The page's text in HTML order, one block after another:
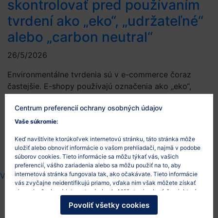
skontrolovať pred používaním
tvrdení ako „eko“, „udržateľné“
alebo „carbon neutral“
26/5/2026
Environmentálne tvrdenia sú v e-commerce čoraz
častejšie. E-shopy používajú označenia ako „eko“,
neutral“, aby zákazníkom ukázali environmentálny
prínos produktov, obalov alebo dopravy. Problém
pravdivé alebo preukázateľné. Čo je to greenwashing
Greenwashing je situácia, keď komunikácia…
Viac
Centrum preferencií ochrany osobných údajov
Vaše súkromie:
Keď navštívite ktorúkoľvek internetovú stránku, táto stránka môže
uložiť alebo obnoviť informácie o vašom prehliadači, najmä v podobe
súborov cookies. Tieto informácie sa môžu týkať vás, vašich
preferencií, vášho zariadenia alebo sa môžu použiť na to, aby
internetová stránka fungovala tak, ako očakávate. Tieto informácie
vás zvyčajne neidentifikujú priamo, vďaka nim však môžete získať
viac prispôsobený internetový obsah. Môžete si vybrať, že niektoré
typy súborov cookies nepovolíte. Po kliknutí na nadpisy rôznych
kategórií sa dozviete viac a zmeníte svoje predvolené nastavenia.
Povoliť všetky cookies